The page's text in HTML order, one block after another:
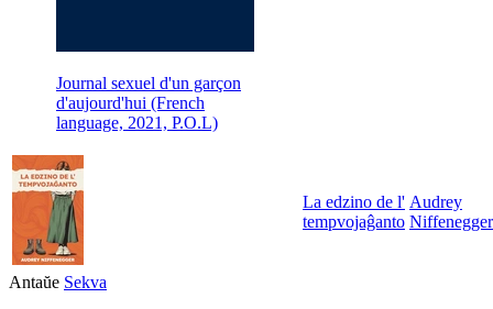
Journal sexuel d'un garçon
d'aujourd'hui (French
language, 2021, P.O.L)
La edzino de l'
tempvojaĝanto
Audrey
Niffenegger
Antaŭe Sekva